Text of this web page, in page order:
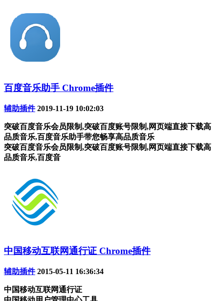
百度音乐助手 Chrome插件
辅助插件 2019-11-19 10:02:03
突破百度音乐会员限制,突破百度账号限制,网页端直接下载高
品质音乐,百度音乐助手带您畅享高品质音乐
突破百度音乐会员限制,突破百度账号限制,网页端直接下载高
品质音乐,百度音
中国移动互联网通行证 Chrome插件
辅助插件 2015-05-11 16:36:34
中国移动互联网通行证